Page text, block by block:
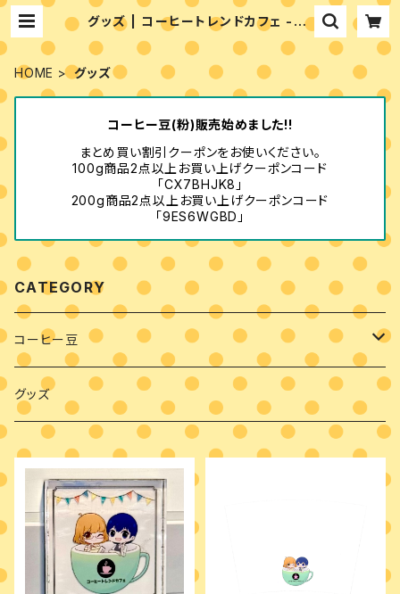
グッズ | コーヒートレンドカフェ -co
ffee trend cafe the shop-
HOME グッズ
コーヒー豆(粉)販売始めました!!
まとめ買い割引クーポンをお使いください。
100g商品2点以上お買い上げクーポンコード
「CX7BHJK8」
200g商品2点以上お買い上げクーポンコード
「9ES6WGBD」
CATEGORY
コーヒー豆
豆・粉
ドリップバッグ
Radiotalkトーカー&リスナーオリジナルブレンド
グッズ